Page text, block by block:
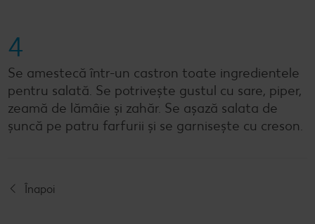
4
Se amestecă într-un castron toate ingredientele
pentru salată. Se potrivește gustul cu sare, piper,
zeamă de lămâie și zahăr. Se așază salata de
șuncă pe patru farfurii și se garnisește cu creson.
Înapoi